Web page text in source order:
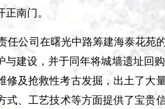
南门。
公司在曙光中路筹建海泰花苑
建设，并于同年将城墙遗址回
修及抢救性考古发掘，出土了大
式、工艺技术等方面提供了宝贵